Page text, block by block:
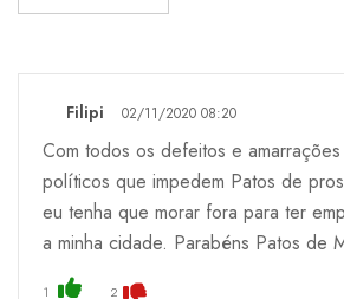
Filipi 02/11/2020 08:20
Com todos os defeitos e
políticos que impedem Patos de
eu tenha que morar fora para ter
a minha cidade. Parabéns Patos de
1 2